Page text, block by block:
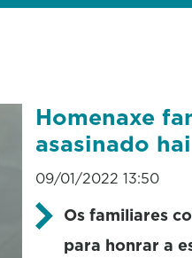
Homenaxe
asasinado
09/01/2022 13:50
Os familiares
para honrar a